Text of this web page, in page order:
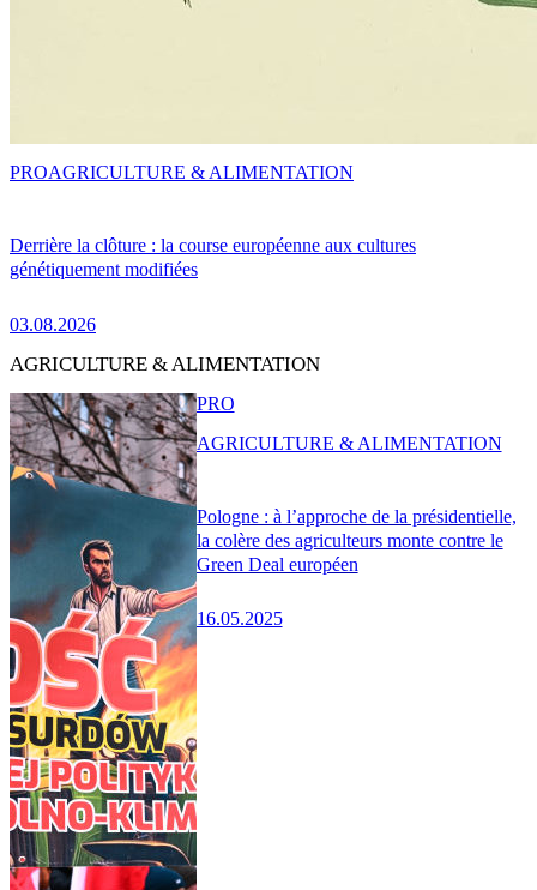
Derrière la clôture : la course européenne aux cultures
génétiquement modifiées
03.08.2026
PROAGRICULTURE & ALIMENTATION
AGRICULTURE & ALIMENTATION
Pologne : à l’approche de la présidentielle,
la colère des agriculteurs monte contre le
Green Deal européen
16.05.2025
PRO
AGRICULTURE & ALIMENTATION